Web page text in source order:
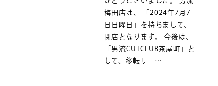
梅田店は、 「2024年7月7
日日曜日」を持ちまして、
閉店となります。 今後は、
「男流CUTCLUB茶屋町」と
して、移転リニ…